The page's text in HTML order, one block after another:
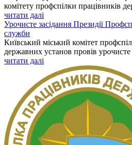
комітету профспілки працівників
читати далі
Урочисте засідання Президії
служби
Київський міський комітет
державних установ провів урочисте
читати далі